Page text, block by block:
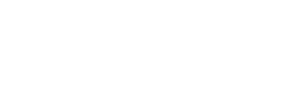
プイン契約が成立
を終了するために
支払いいただく必
及びワークスペー